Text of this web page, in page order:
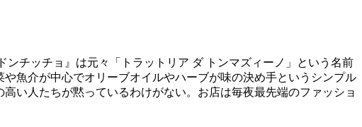
チッチョ』は元々「トラットリア ダ トンマズィーノ」という名前
魚介が中心でオリーブオイルやハーブが味の決め手というシンプル
い人たちが黙っているわけがない。お店は毎夜最先端のファッショ